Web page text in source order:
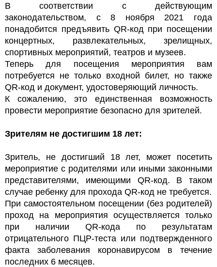
В соответствии с действующим
законодательством, с 8 ноября 2021 года
понадобится предъявить QR-код при посещении
концертных, развлекательных, зрелищных,
спортивных мероприятий, театров и музеев.
Теперь для посещения мероприятия вам
потребуется не только входной билет, но также
QR-код и документ, удостоверяющий личность.
К сожалению, это единственная возможность
провести мероприятие безопасно для зрителей.
Зрителям не достигшим 18 лет:
Зритель, не достигший 18 лет, может посетить
мероприятие с родителями или иными законными
представителями, имеющими QR-код. В таком
случае ребенку для прохода QR-код не требуется.
При самостоятельном посещении (без родителей)
проход на мероприятия осуществляется только
при наличии QR-кода по результатам
отрицательного ПЦР-теста или подтвержденного
факта заболевания коронавирусом в течение
последних 6 месяцев.